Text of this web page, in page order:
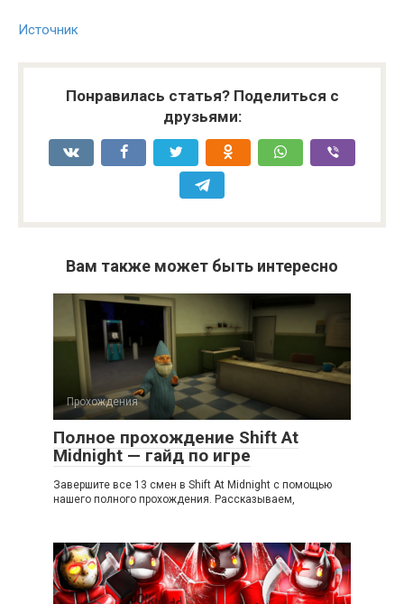
Источник
Понравилась статья? Поделиться с
друзьями:
Вам также может быть интересно
Прохождения
Полное прохождение Shift At
Midnight — гайд по игре
Завершите все 13 смен в Shift At Midnight с помощью
нашего полного прохождения. Рассказываем,